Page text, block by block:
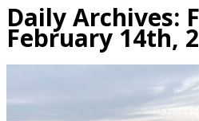
Daily Archives:
February 14th,